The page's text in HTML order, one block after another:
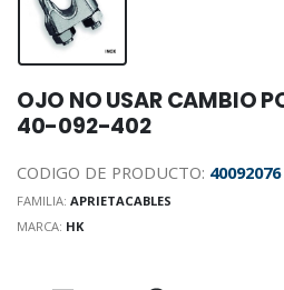
OJO NO USAR CAMBIO
40-092-402
CODIGO DE PRODUCTO: 40092076
FAMILIA: APRIETACABLES
MARCA: HK